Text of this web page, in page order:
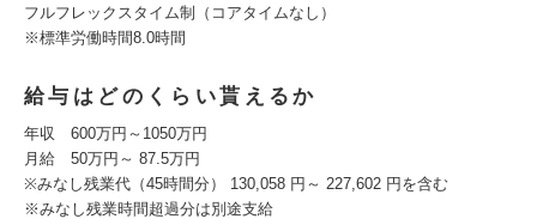
フルフレックスタイム制（コアタイムなし）
※標準労働時間8.0時間
給与はどのくらい貰えるか
年収 600万円～1050万円
月給 50万円～ 87.5万円
※みなし残業代（45時間分） 130,058 円～ 227,602 円を含む
※みなし残業時間超過分は別途支給